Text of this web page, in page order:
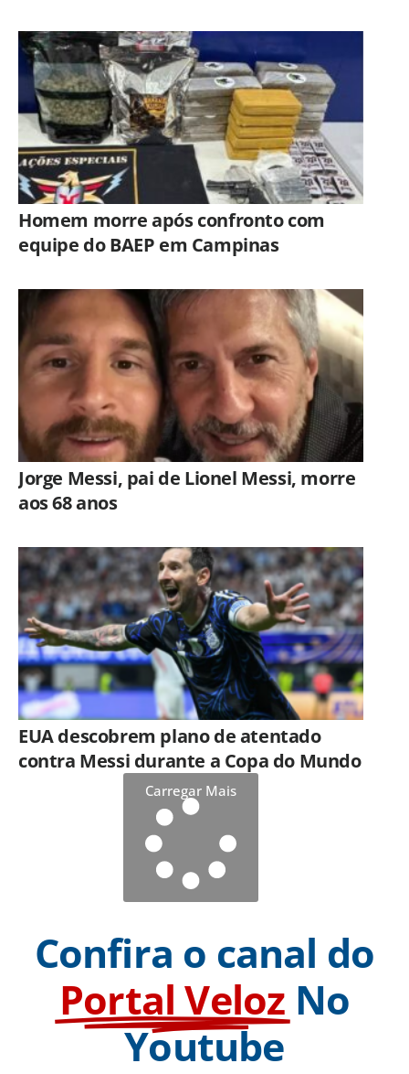
Homem morre após confronto com
equipe do BAEP em Campinas
Jorge Messi, pai de Lionel Messi, morre
aos 68 anos
EUA descobrem plano de atentado
contra Messi durante a Copa do Mundo
Carregar Mais
Confira o canal do
Portal Veloz No
Youtube